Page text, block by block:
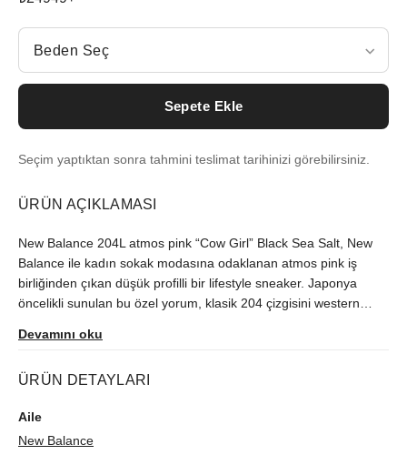
Beden Seç
Beden Seç
Sepete Ekle
Seçim yaptıktan sonra tahmini teslimat tarihinizi görebilirsiniz.
ÜRÜN AÇIKLAMASI
New Balance 204L atmos pink “Cow Girl” Black Sea Salt, New
Balance ile kadın sokak modasına odaklanan atmos pink iş
birliğinden çıkan düşük profilli bir lifestyle sneaker. Japonya
öncelikli sunulan bu özel yorum, klasik 204 çizgisini western
dikişler, denim esintili paneller ve Crystal Pink dokunuşlar, silüete
deri, süet ve denim dokulu tekstil katmanlar halinde kullanılmış.
profilli kauçuk dış taban yere yakın bir his bırakıyor. Hafif köpük
orta taban ise performans odaklı sert bir yapı yerine günlük
Devamını oku
ÜRÜN DETAYLARI
Aile
New Balance